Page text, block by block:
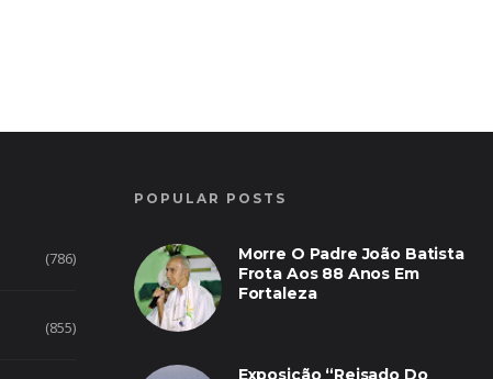
(786)
(855)
POPULAR POSTS
Morre O Padre João Batista
Frota Aos 88 Anos Em
Fortaleza
Exposição “Reisado Do